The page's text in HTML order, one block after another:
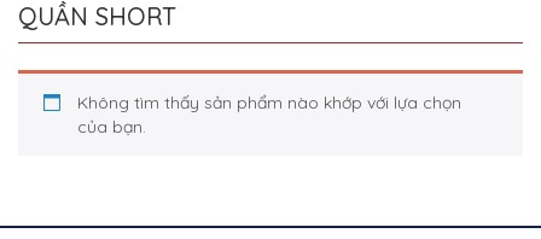
QUẦN SHORT
Không tìm thấy sản phẩm nào khớp với lựa chọn
của bạn.